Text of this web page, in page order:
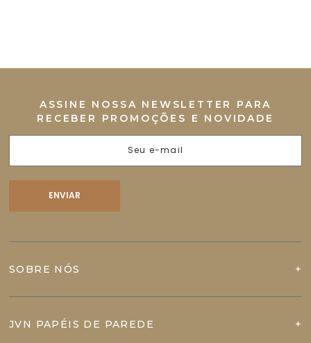
SOBRE NÓS
JVN PAPÉIS DE PAREDE
ASSINE NOSSA NEWSLETTER PARA
RECEBER PROMOÇÕES E NOVIDADE